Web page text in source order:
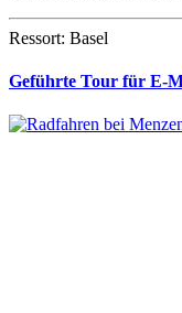
Ressort: Basel
Geführte Tour für E-